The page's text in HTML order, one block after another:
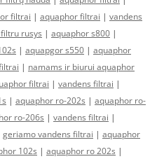
filtrai | aquaphor filtrai | vandens
rusys | aquaphor s800 |
| aquapgor s550 | aquaphor
| namams ir biurui aquaphor
filtrai | vandens filtrai |
| aquaphor ro-202s | aquaphor ro-
ro-206s | vandens filtrai |
geriamo vandens filtrai | aquaphor
102s | aquaphor ro 202s |